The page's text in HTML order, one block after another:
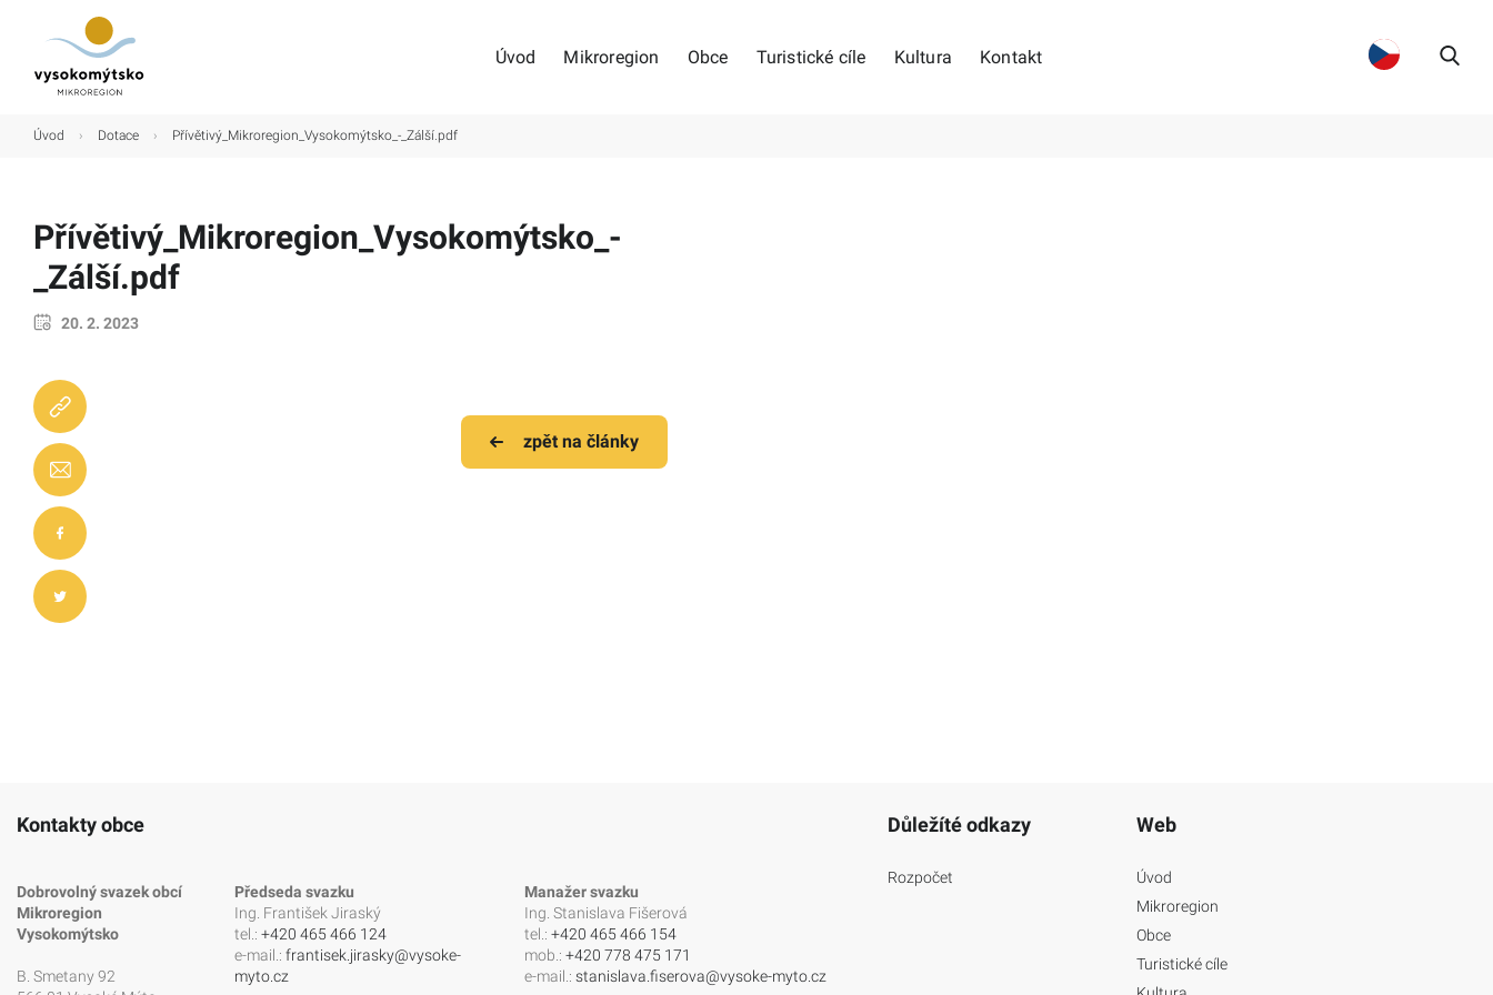
Úvod Mikroregion Obce Turistické cíle Kultura Kontakt
Úvod › Dotace › Přívětivý_Mikroregion_Vysokomýtsko_-_Zálší.pdf
Přívětivý_Mikroregion_Vysokomýtsko_-
_Zálší.pdf
20. 2. 2023
zpět na články
Kontakty obce
Dobrovolný svazek obcí
Mikroregion
Vysokomýtsko
B. Smetany 92
Předseda svazku
Ing. František Jiraský
tel.: +420 465 466 124
e-mail.: frantisek.jirasky@vysoke-
myto.cz
Manažer svazku
Ing. Stanislava Fišerová
tel.:+420 465 466 154
mob.:+420 778 475 171
e-mail.:stanislava.fiserova@vysoke-myto.cz
Důležíté odkazy
Rozpočet
Web
Úvod
Mikroregion
Obce
Turistické cíle
Turistické cíle
Kultura